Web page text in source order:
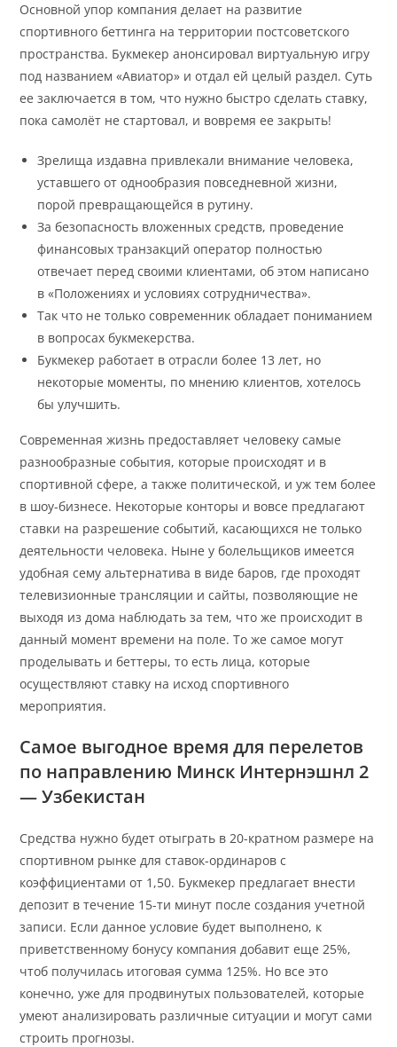
Основной упор компания делает на развитие
спортивного беттинга на территории постсоветского
пространства. Букмекер анонсировал виртуальную игру
под названием «Авиатор» и отдал ей целый раздел. Суть
ее заключается в том, что нужно быстро сделать ставку,
пока самолёт не стартовал, и вовремя ее закрыть!
Зрелища издавна привлекали внимание человека,
уставшего от однообразия повседневной жизни,
порой превращающейся в рутину.
За безопасность вложенных средств, проведение
финансовых транзакций оператор полностью
отвечает перед своими клиентами, об этом написано
в «Положениях и условиях сотрудничества».
Так что не только современник обладает пониманием
в вопросах букмекерства.
Букмекер работает в отрасли более 13 лет, но
некоторые моменты, по мнению клиентов, хотелось
бы улучшить.
Современная жизнь предоставляет человеку самые
разнообразные события, которые происходят и в
спортивной сфере, а также политической, и уж тем более
в шоу-бизнесе. Некоторые конторы и вовсе предлагают
ставки на разрешение событий, касающихся не только
деятельности человека. Ныне у болельщиков имеется
удобная сему альтернатива в виде баров, где проходят
телевизионные трансляции и сайты, позволяющие не
выходя из дома наблюдать за тем, что же происходит в
данный момент времени на поле. То же самое могут
проделывать и беттеры, то есть лица, которые
осуществляют ставку на исход спортивного
мероприятия.
Самое выгодное время для перелетов
по направлению Минск Интернэшнл 2
— Узбекистан
Средства нужно будет отыграть в 20-кратном размере на
спортивном рынке для ставок-ординаров с
коэффициентами от 1,50. Букмекер предлагает внести
депозит в течение 15-ти минут после создания учетной
записи. Если данное условие будет выполнено, к
приветственному бонусу компания добавит еще 25%,
чтоб получилась итоговая сумма 125%. Но все это
конечно, уже для продвинутых пользователей, которые
умеют анализировать различные ситуации и могут сами
строить прогнозы.